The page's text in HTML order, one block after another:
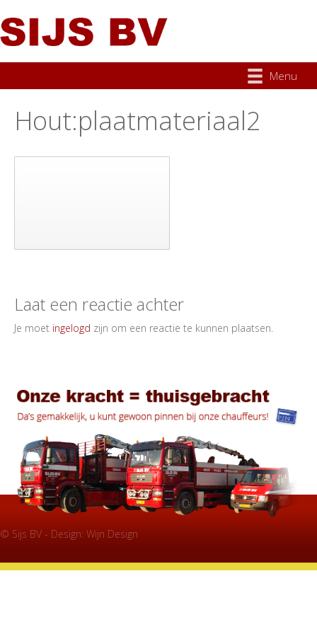
Menu
Hout:plaatmateriaal2
Laat een reactie achter
Je moet ingelogd zijn om een reactie te kunnen plaatsen.
© Sijs BV - Design: Wijn Design